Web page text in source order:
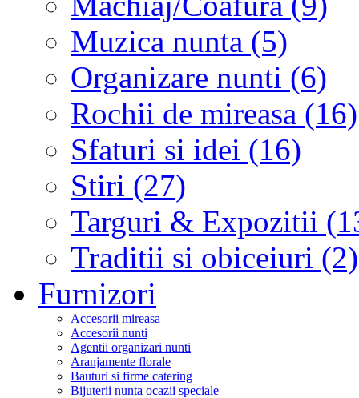
Muzica nunta (5)
Organizare nunti (6)
Rochii de mireasa (16)
Sfaturi si idei (16)
Stiri (27)
Targuri & Expozitii
Traditii si obiceiuri (2)
Furnizori
Accesorii mireasa
Accesorii nunti
Agentii organizari nunti
Aranjamente florale
Bauturi si firme catering
Bijuterii nunta ocazii speciale